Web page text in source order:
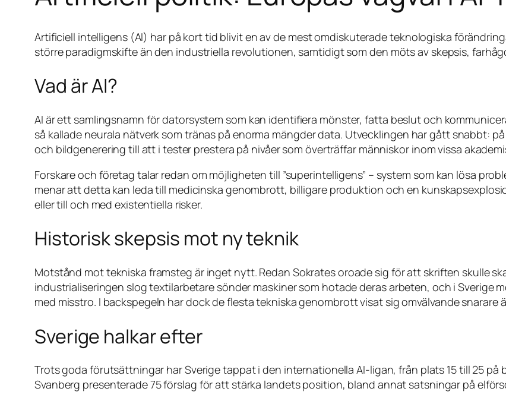
Artificiell intelligens (AI) har på kort tid blivit en av de mest omdiskuterade teknologiska
större paradigmskifte än den industriella revolutionen, samtidigt som den möts av skepsis,
Vad är AI?
AI är ett samlingsnamn för datorsystem som kan identifiera mönster, fatta beslut och
så kallade neurala nätverk som tränas på enorma mängder data. Utvecklingen har gått snabbt:
och bildgenerering till att i tester prestera på nivåer som överträffar människor inom vissa
Forskare och företag talar redan om möjligheten till ”superintelligens” – system som kan lösa
menar att detta kan leda till medicinska genombrott, billigare produktion och en
eller till och med existentiella risker.
Historisk skepsis mot ny teknik
Motstånd mot tekniska framsteg är inget nytt. Redan Sokrates oroade sig för att skriften skulle
industrialiseringen slog textilarbetare sönder maskiner som hotade deras arbeten, och i Sverige
med misstro. I backspegeln har dock de flesta tekniska genombrott visat sig omvälvande snarare
Sverige halkar efter
Trots goda förutsättningar har Sverige tappat i den internationella AI-ligan, från plats 15 till 25 på
Svanberg presenterade 75 förslag för att stärka landets position, bland annat satsningar på